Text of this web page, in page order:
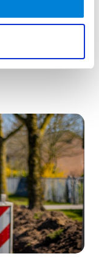
twee meest…